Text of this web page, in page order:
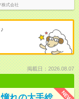
株式会社
掲載日：2026.08.07
NEW